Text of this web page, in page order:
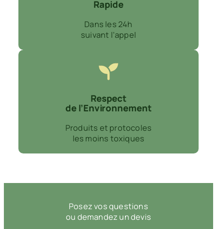
Rapide
Dans les 24h
suivant l’appel
Respect
de l’Environnement
Produits et protocoles
les moins toxiques
Posez vos questions
ou demandez un devis